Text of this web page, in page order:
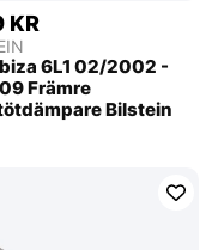
KR
6L1 02/2002 -
Främre
Bilstein